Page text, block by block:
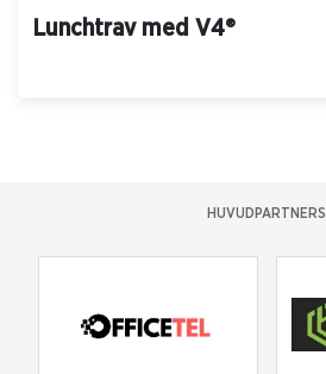
Lunchtrav med V4®
HUVUDPARTNERS